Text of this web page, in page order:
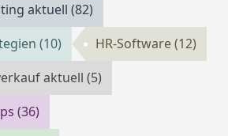
aktuell(82)
(10) HR-Software(12)
aktuell(5)
(36)